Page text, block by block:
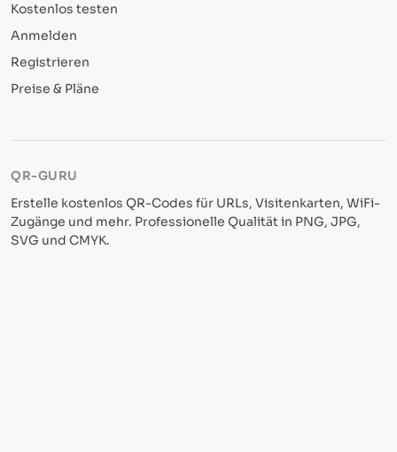
Kostenlos testen
Anmelden
Registrieren
Preise & Pläne
QR-GURU
Erstelle kostenlos QR-Codes für URLs, Visitenkarten, WiFi-
Zugänge und mehr. Professionelle Qualität in PNG, JPG,
SVG und CMYK.